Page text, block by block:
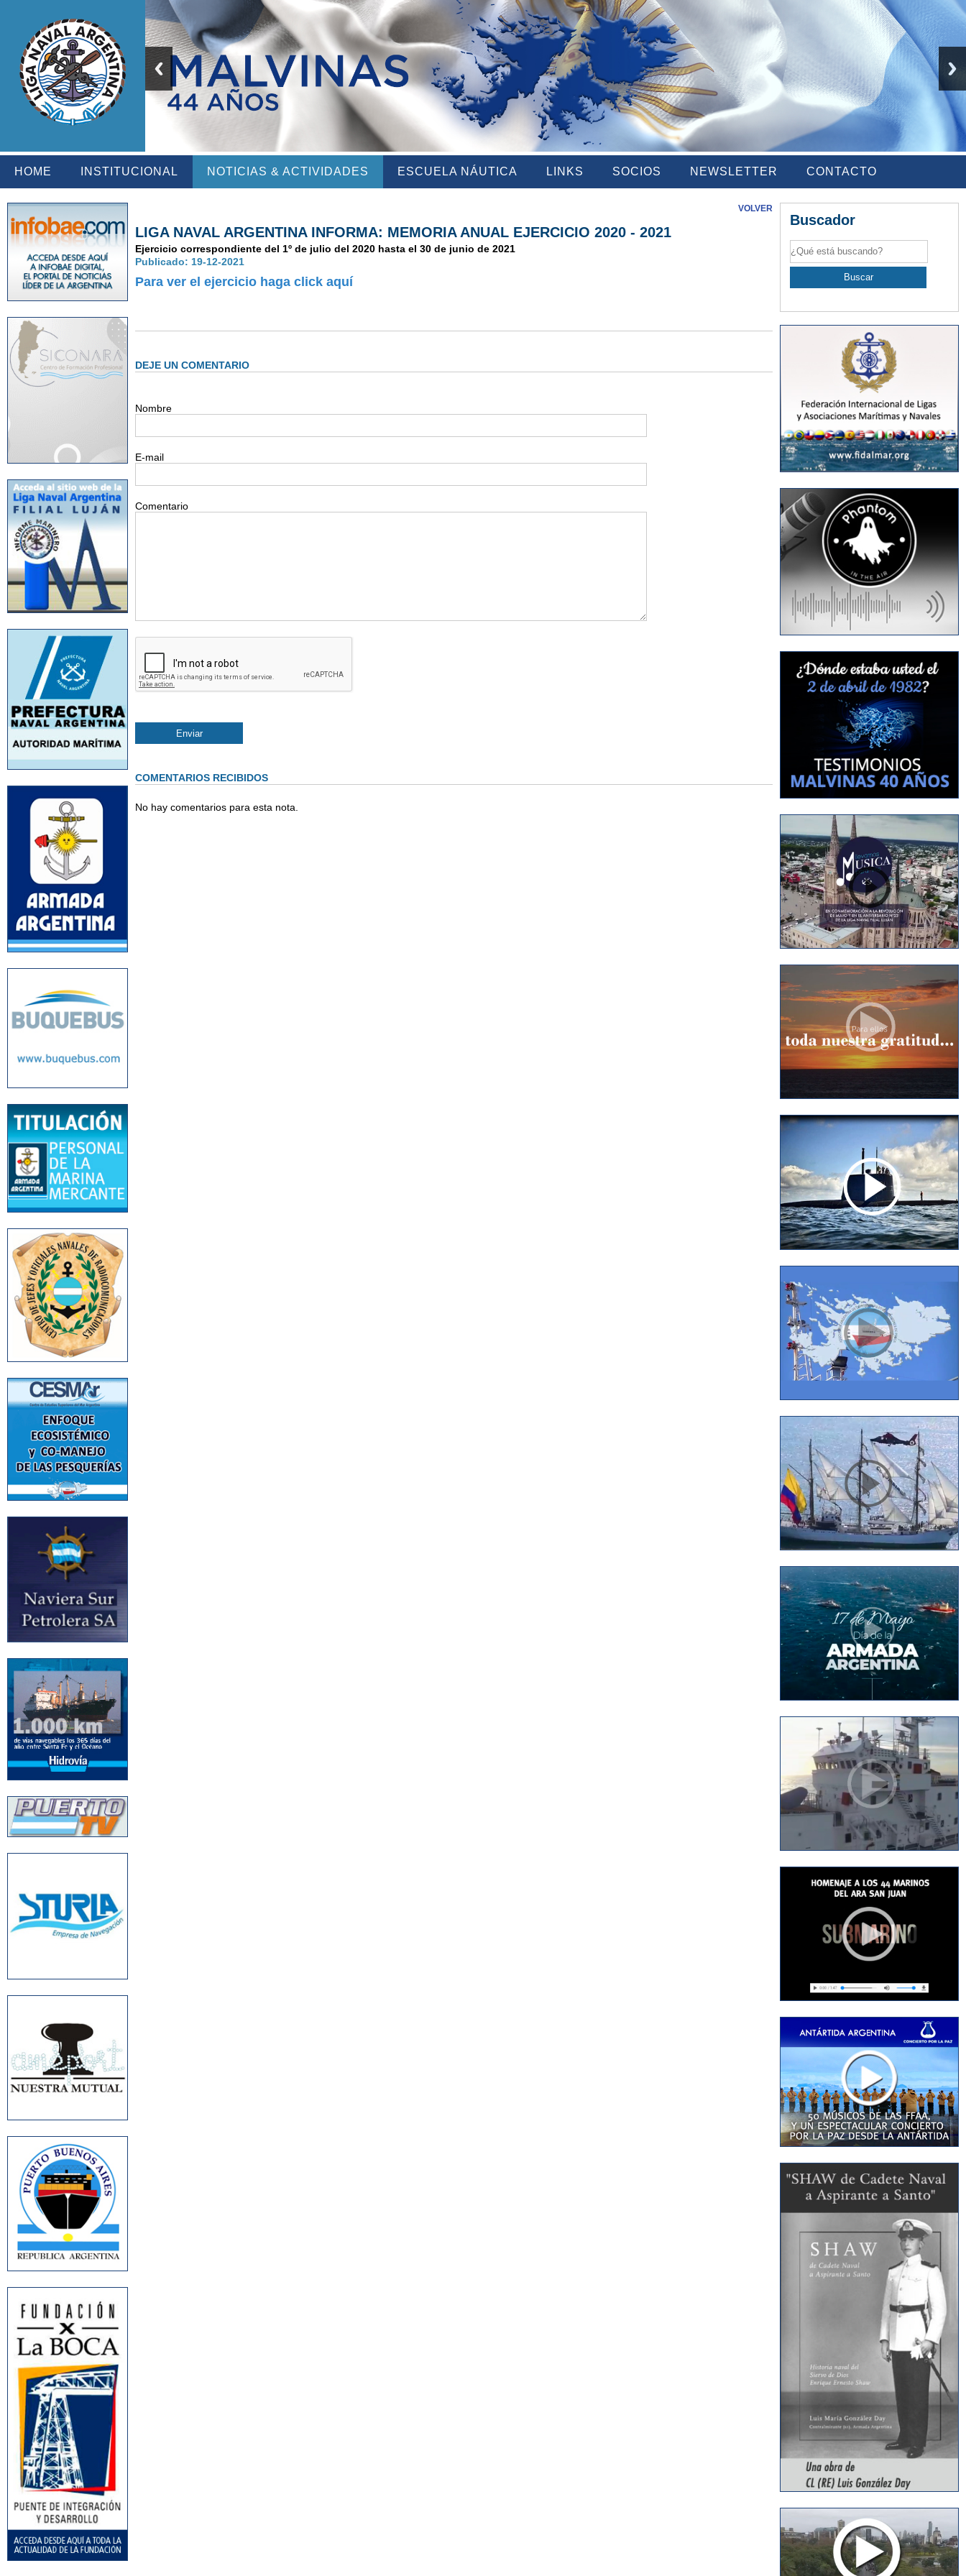
HOME INSTITUCIONAL NOTICIAS & ACTIVIDADES ESCUELA NÁUTICA LINKS SOCIOS NEWSLETTER CONTACTO
VOLVER
LIGA NAVAL ARGENTINA INFORMA: MEMORIA ANUAL EJERCICIO 2020 - 2021
Ejercicio correspondiente del 1º de julio del 2020 hasta el 30 de junio de 2021
Publicado: 19-12-2021
Para ver el ejercicio haga click aquí
DEJE UN COMENTARIO
Nombre
E-mail
Comentario
COMENTARIOS RECIBIDOS
No hay comentarios para esta nota.
Buscador